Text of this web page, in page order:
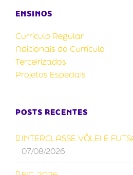
ENSINOS
Currículo Regular
Adicionais do Currículo
Terceirizados
Projetos Especiais
POSTS RECENTES
INTERCLASSE VÔLEI E
07/08/2026